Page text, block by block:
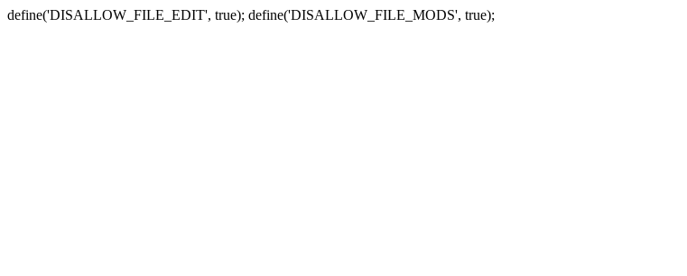
define('DISALLOW_FILE_EDIT', true); define('DISALLOW_FILE_MODS', true);